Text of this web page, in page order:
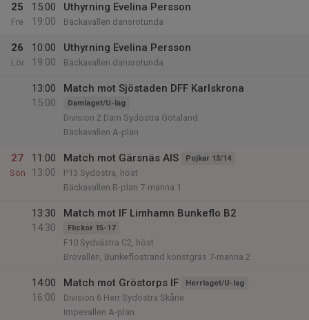
25
Fre
15:00
19:00
Uthyrning Evelina Persson
Bäckavallen dansrotunda
26
Lör
10:00
19:00
Uthyrning Evelina Persson
Bäckavallen dansrotunda
13:00
15:00
Match mot Sjöstaden DFF Karlskrona
Damlaget/U-lag
Division 2 Dam Sydöstra Götaland
Bäckavallen A-plan
27
Sön
11:00
13:00
Match mot Gärsnäs AIS Pojkar 13/14
P13 Sydöstra, höst
Bäckavallen B-plan 7-manna 1
13:30
14:30
Match mot IF Limhamn Bunkeflo B2
Flickor 15-17
F10 Sydvästra C2, höst
Brovallen, Bunkeflostrand konstgräs 7-manna 2
14:00
16:00
Match mot Gröstorps IF Herrlaget/U-lag
Division 6 Herr Sydöstra Skåne
Impevallen A-plan